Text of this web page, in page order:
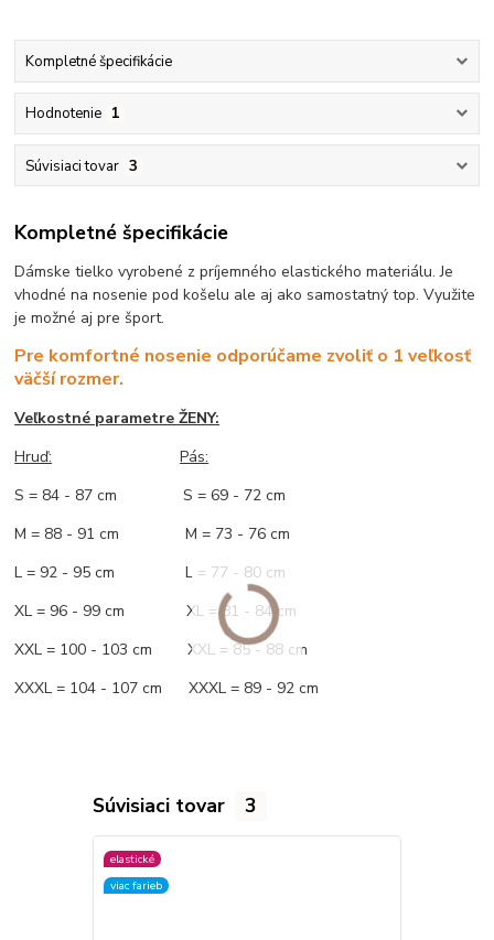
Kompletné špecifikácie
Hodnotenie 1
Súvisiaci tovar 3
Kompletné špecifikácie
Dámske tielko vyrobené z príjemného elastického materiálu. Je
vhodné na nosenie pod košelu ale aj ako samostatný top. Využite
je možné aj pre šport.
Pre komfortné nosenie odporúčame zvoliť o 1 veľkosť
väčší rozmer.
Veľkostné parametre ŽENY:
Hruď:
Pás:
S = 84 - 87 cm S = 69 - 72 cm
M = 88 - 91 cm M = 73 - 76 cm
L = 92 - 95 cm L = 77 - 80 cm
XL = 96 - 99 cm XL = 81 - 84 cm
XXL = 100 - 103 cm XXL = 85 - 88 cm
XXXL = 104 - 107 cm XXXL = 89 - 92 cm
Súvisiaci tovar 3
elastické
viac farieb